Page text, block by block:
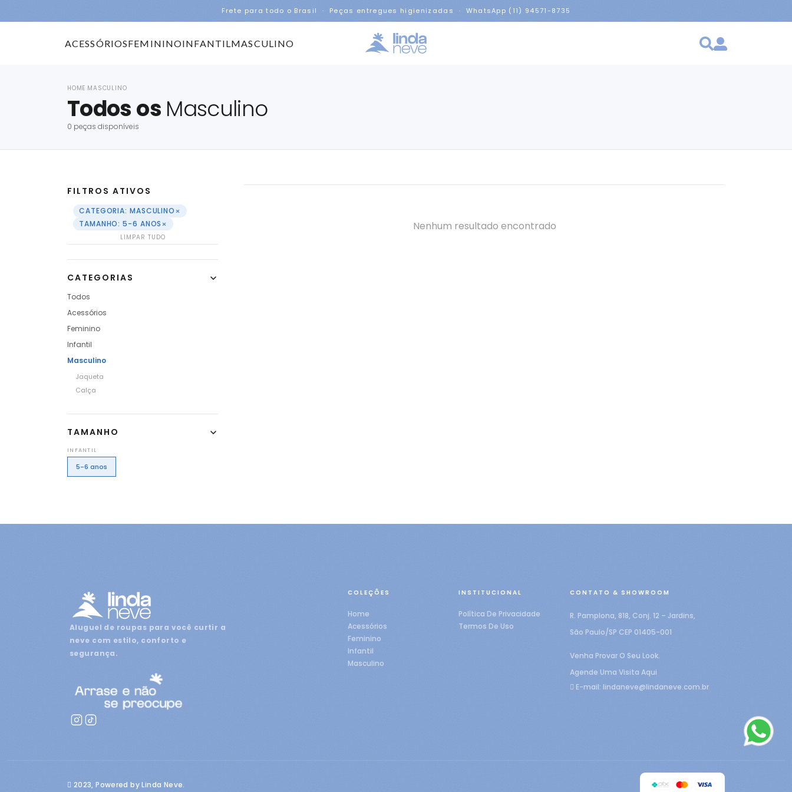
Frete para todo o Brasil · Peças entregues higienizadas · WhatsApp (11) 94571-8735
ACESSÓRIOSFEMININOINFANTILMASCULINO
HOME MASCULINO
Todos os Masculino
0 peças disponíveis
FILTROS ATIVOS
CATEGORIA: MASCULINO×
TAMANHO: 5-6 ANOS×
LIMPAR TUDO
CATEGORIAS
Todos
Acessórios
Feminino
Infantil
Masculino
Jaqueta
Calça
TAMANHO
INFANTIL
5-6 anos
Nenhum resultado encontrado
Aluguel de roupas para você curtir a
neve com estilo, conforto e
segurança.
COLEÇÕES
Home
Acessórios
Feminino
Infantil
Masculino
INSTITUCIONAL
Política De Privacidade
Termos De Uso
CONTATO & SHOWROOM
R. Pamplona, 818, Conj. 12 – Jardins,
São Paulo/SP CEP 01405-001
Venha Provar O Seu Look.
Agende Uma Visita Aqui
E-mail: lindaneve@lindaneve.com.br
2023, Powered by Linda Neve.